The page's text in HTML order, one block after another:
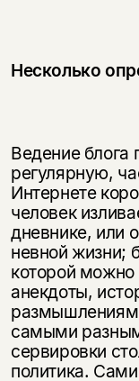
Несколько
Ведение блога
регулярную,
Интернете
человек
дневнике, или
невной жизни;
которой можно
анекдоты,
самыми
сервировки
политика.
Раз в
о книгах и
За
скидку
Этой
нет в
Вы можете
на склад
Эта
не